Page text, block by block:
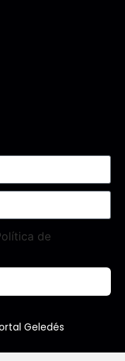
de
Geledés